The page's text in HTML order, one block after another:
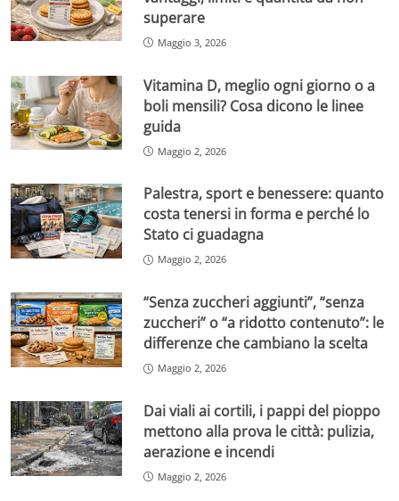
superare
Maggio 3, 2026
Vitamina D, meglio ogni giorno o a
boli mensili? Cosa dicono le linee
guida
Maggio 2, 2026
Palestra, sport e benessere: quanto
costa tenersi in forma e perché lo
Stato ci guadagna
Maggio 2, 2026
“Senza zuccheri aggiunti”, “senza
zuccheri” o “a ridotto contenuto”: le
differenze che cambiano la scelta
Maggio 2, 2026
Dai viali ai cortili, i pappi del pioppo
mettono alla prova le città: pulizia,
aerazione e incendi
Maggio 2, 2026